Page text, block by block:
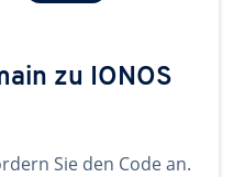
zu IONOS
Sie den Code an.